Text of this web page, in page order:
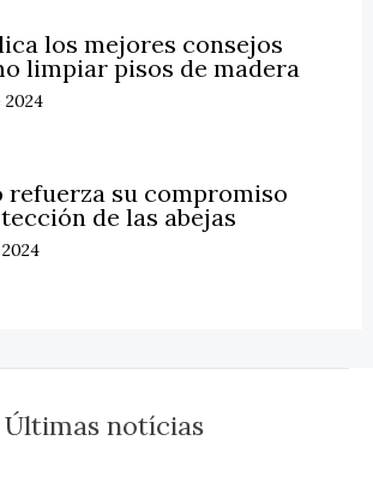
los mejores consejos
limpiar pisos de madera
2024
refuerza su compromiso
de las abejas
Últimas notícias